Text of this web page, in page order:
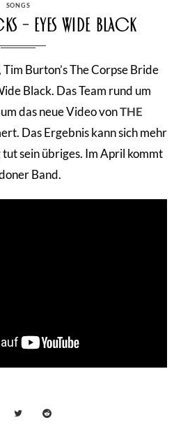
CATEGORIES
SONGS
– Eyes Wide Black
Burton’s The Corpse Bride
Black. Das Team rund um
das neue Video vonTHE
Das Ergebnis kann sich mehr
tut sein übriges. Im April kommt
Band.